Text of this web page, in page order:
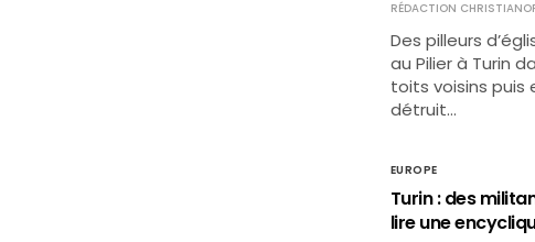
RÉDACTION
Des pilleurs
au Pilier à Turin
toits voisins puis
détruit…
EUROPE
Turin : des
lire une